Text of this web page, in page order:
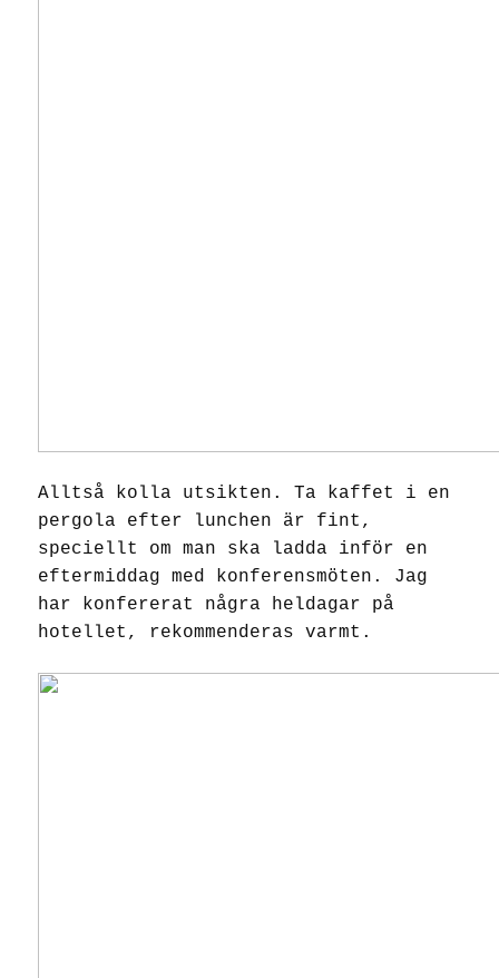
Alltså kolla utsikten. Ta kaffet i en
pergola efter lunchen är fint,
speciellt om man ska ladda inför en
eftermiddag med konferensmöten. Jag
har konfererat
några heldagar på
hotellet, rekommenderas varmt.